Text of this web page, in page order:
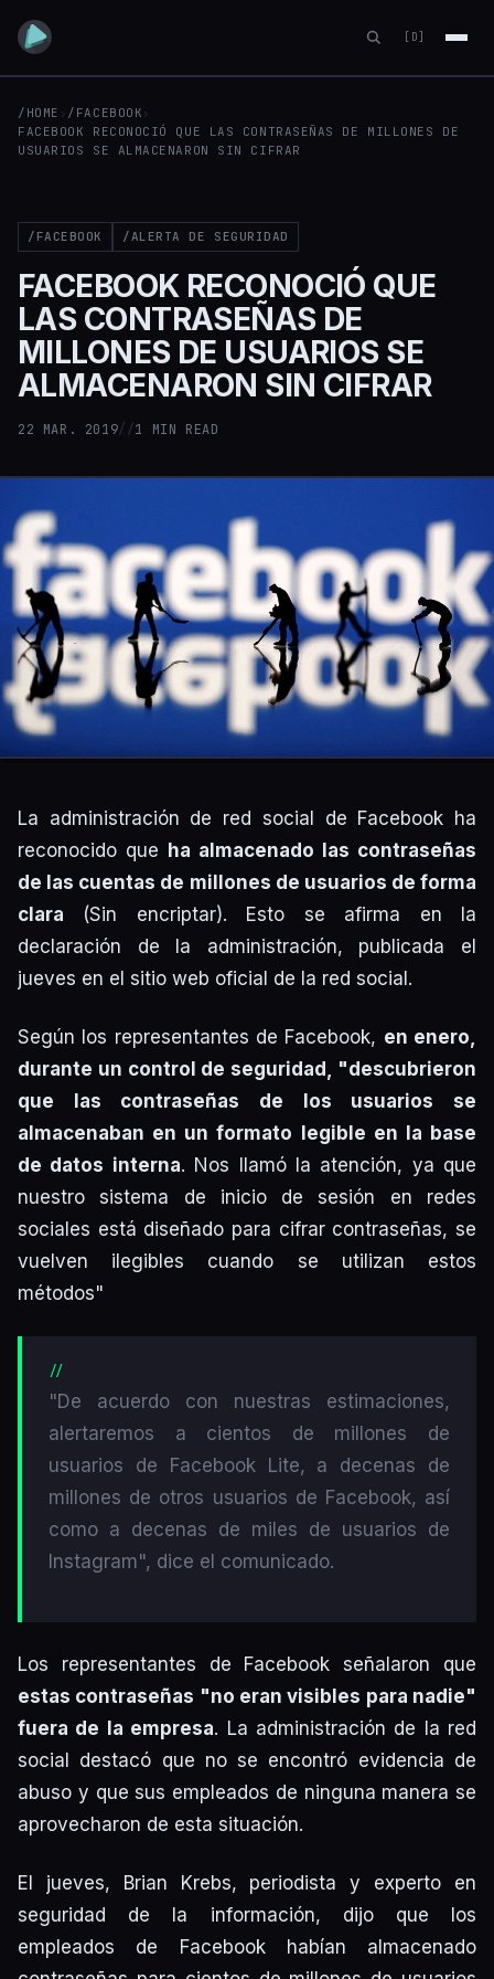
[D]
/HOME › /FACEBOOK ›
FACEBOOK RECONOCIÓ QUE LAS CONTRASEÑAS DE MILLONES DE
USUARIOS SE ALMACENARON SIN CIFRAR
/FACEBOOK /ALERTA DE SEGURIDAD
FACEBOOK RECONOCIÓ QUE
LAS CONTRASEÑAS DE
MILLONES DE USUARIOS SE
ALMACENARON SIN CIFRAR
22 MAR. 2019//1 MIN READ
La administración de red social de Facebook ha
reconocido que ha almacenado las contraseñas
de las cuentas de millones de usuarios de forma
clara (Sin encriptar). Esto se afirma en la
declaración de la administración, publicada el
jueves en el sitio web oficial de la red social.
Según los representantes de Facebook, en enero,
durante un control de seguridad, "descubrieron
que las contraseñas de los usuarios se
almacenaban en un formato legible en la base
de datos interna. Nos llamó la atención, ya que
nuestro sistema de inicio de sesión en redes
sociales está diseñado para cifrar contraseñas, se
vuelven ilegibles cuando se utilizan estos
métodos"
"De acuerdo con nuestras estimaciones,
alertaremos a cientos de millones de
usuarios de Facebook Lite, a decenas de
millones de otros usuarios de Facebook, así
como a decenas de miles de usuarios de
Instagram", dice el comunicado.
Los representantes de Facebook señalaron que
estas contraseñas "no eran visibles para nadie"
fuera de la empresa. La administración de la red
social destacó que no se encontró evidencia de
abuso y que sus empleados de ninguna manera se
aprovecharon de esta situación.
El jueves, Brian Krebs, periodista y experto en
seguridad de la información, dijo que los
empleados de Facebook habían almacenado